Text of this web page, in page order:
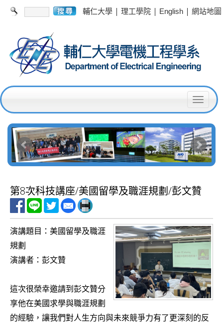
輔仁大學 | 理工學院 | English | 網站地圖
T
g
g
l
e
n
v
i
g
a
t
第8次科技講座/美國留學及職涯規劃/彭文贊
演講題目：美國留學及職涯
規劃
演講者：彭文贊
這次很榮幸邀請到彭文贊分
享他在美國求學與職涯規劃
的經驗，讓我們對人生方向與未來競爭力有了更深刻的反